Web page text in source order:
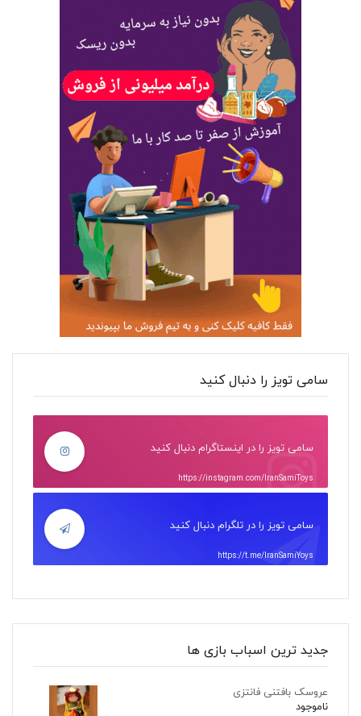
سامی تویز را دنبال کنید
سامی تویز را در اینستاگرام دنبال کنید
https://instagram.com/IranSamiToys
سامی تویز را در تلگرام دنبال کنید
https://t.me/IranSamiYoys
جدید ترین اسباب بازی ها
عروسک بافتنی فانتزی
ناموجود